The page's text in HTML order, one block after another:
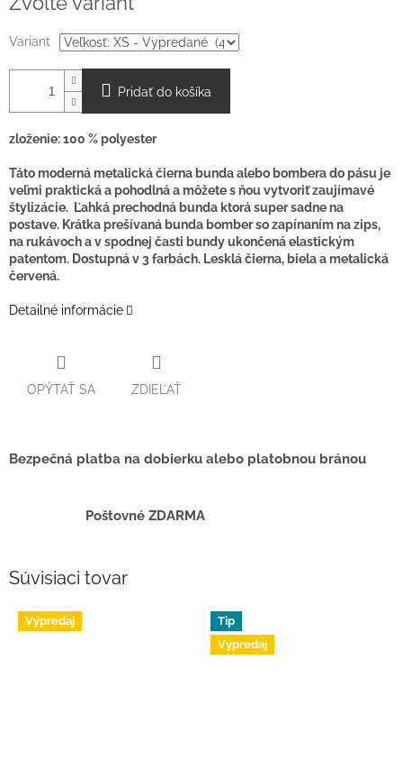
cena:
Variant
Pridať do košíka
zloženie: 100 % polyester
Táto moderná metalická čierna bunda alebo bombera do pásu je
veľmi praktická a pohodlná a môžete s ňou vytvoriť zaujímavé
štylizácie. Ľahká prechodná bunda ktorá super sadne na
postave. Krátka prešívaná bunda bomber so zapínaním na zips,
na rukávoch a v spodnej časti bundy ukončená elastickým
patentom. Dostupná v 3 farbách. Lesklá čierna, biela a metalická
červená.
Detailné informácie
OPÝTAŤ SA ZDIEĽAŤ
Bezpečná platba na dobierku alebo platobnou bránou
Poštovné ZDARMA
Súvisiaci tovar
Výpredaj
Tip
Výpredaj